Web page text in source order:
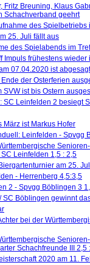
Fritz Breuning, Klaus
Schachverband geehrt
des Spielbetriebs
25. Juli fällt aus
des Spielabends im
Impuls frühestens wieder
07.04.2020 ist abgesagt
der Osterferien
SVW ist bis Ostern
SC Leinfelden 2 besiegt
März ist Markus Hofer
Leinfelden - Spvgg
Leinfelden 1,5 : 2,5
am 25.
- Herrenberg 4,5:3,5
2 - Spvgg Böblingen 3
SC Böblingen gewinnt
bei der
Schachfreunde III 2,5
2020 am 11.